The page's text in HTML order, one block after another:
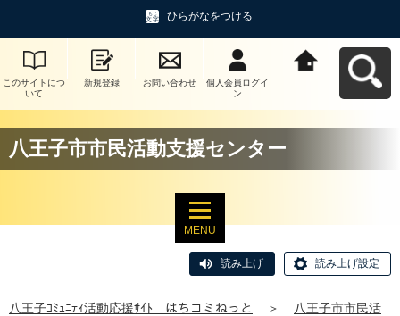
ひらがなをつける
このサイトにつ
いて
新規登録 お問い合わせ
個人会員ログイ
ン
八王子市市民活動支援センター
MENU
読み上げ 読み上げ設定
八王子ｺﾐｭﾆﾃｨ活動応援ｻｲﾄ はちコミねっと ＞
八王子市市民活